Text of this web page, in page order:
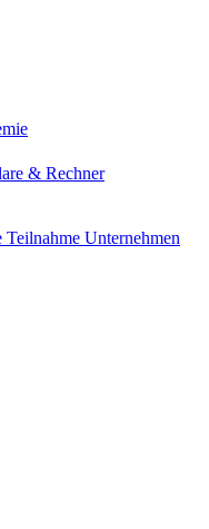
& Rechner
Teilnahme Unternehmen